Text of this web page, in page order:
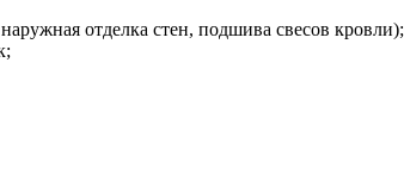
отделка стен, подшива свесов кровли);